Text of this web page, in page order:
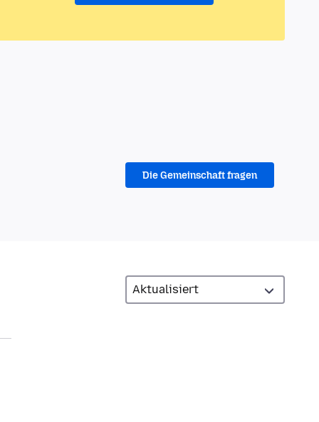
Die Gemeinschaft fragen